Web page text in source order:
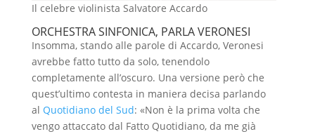
Il celebre violinista Salvatore Accardo
ORCHESTRA SINFONICA, PARLA VERONESI
Insomma, stando alle parole di Accardo, Veronesi
avrebbe fatto tutto da solo, tenendolo
completamente all’oscuro. Una versione però che
quest’ultimo contesta in maniera decisa parlando
al Quotidiano del Sud: «Non è la prima volta che
vengo attaccato dal Fatto Quotidiano, da me già